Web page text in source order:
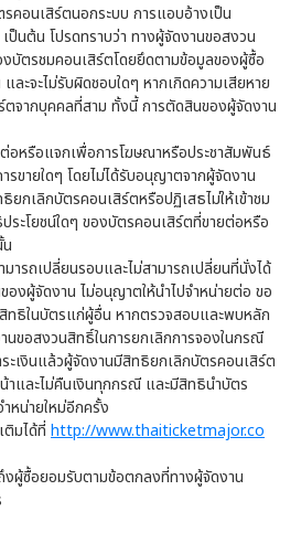
คอนเสิร์ตนอกระบบ การแอบอ้างเป็น
นต้น โปรดทราบว่า ทางผู้จัดงานขอสงวน
งบัตรชมคอนเสิร์ตโดยยึดตามข้อมูลของผู้ซื้อ
ละจะไม่รับผิดชอบใดๆ หากเกิดความเสียหาย
จากบุคคลที่สาม ทั้งนี้ การตัดสินของผู้จัดงาน
อหรือแจกเพื่อการโฆษณาหรือประชาสัมพันธ์
ขายใดๆ โดยไม่ได้รับอนุญาตจากผู้จัดงาน
ยกเลิกบัตรคอนเสิร์ตหรือปฏิเสธไม่ให้เข้าชม
ะโยชน์ใดๆ ของบัตรคอนเสิร์ตที่ขายต่อหรือ
ารถเปลี่ยนรอบและไม่สามารถเปลี่ยนที่นั่งได้
งผู้จัดงาน ไม่อนุญาตให้นำไปจำหน่ายต่อ ขอ
ทธิในบัตรแก่ผู้อื่น หากตรวจสอบและพบหลัก
นขอสงวนสิทธิ์ในการยกเลิกการจองในกรณี
ะเงินแล้วผู้จัดงานมีสิทธิยกเลิกบัตรคอนเสิร์ต
าและไม่คืนเงินทุกกรณี และมีสิทธินำบัตร
หน่ายใหม่อีกครั้ง
ติมได้ที่ http://www.thaiticketmajor.co
งผู้ซื้อยอมรับตามข้อตกลงที่ทางผู้จัดงาน